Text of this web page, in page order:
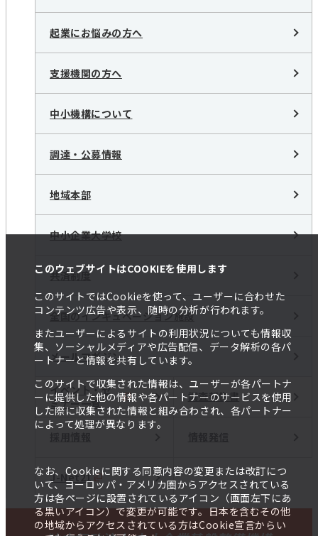
このウェブサイトはCOOKIEを使用します
このサイトではCookieを使って、ユーザーに合わせた
コンテンツ広告や表示、随時の分析が行われます。
またユーザーによるサイトの利用状況についても情報収
集、ソーシャルメディアや広告配信、データ解析の各パ
ートナーと情報を共有しています。
このサイトで収集された情報は、ユーザーが各パートナ
ーに提供した他の情報や各パートナーのサービスを使用
した際に収集された情報と組み合わされ、各パートナー
によって処理が異なります。
なお、Cookieに関する同意内容の変更または改訂につ
いて、ヨーロッパ・アメリカ圏からアクセスされている
方は各ページに設置されているアイコン（画面左下にあ
る黒いアイコン）で変更が可能です。日本を含むその他
の地域からアクセスされている方はCookie宣言からい
起業にお悩みの方へ
支援機関の方へ
中小機構について
調達・公募情報
地域本部
中小企業大学校
共済制度
全国のインキュベーション施設
メールマガジン
イベント・セ
ミナー一覧
調査報告書
J-Net21